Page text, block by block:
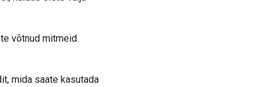
võtnud mitmeid
mida saate kasutada